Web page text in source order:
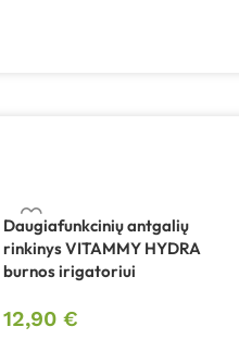
Daugiafunkcinių antgalių
rinkinys VITAMMY HYDRA
burnos irigatoriui
12,90€